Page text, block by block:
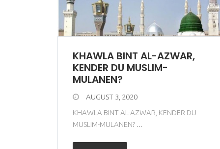
KHAWLA BINT AL-AZWAR,
KENDER DU MUSLIM-
MULANEN?
AUGUST 3, 2020
KHAWLA BINT AL-AZWAR, KENDER DU
MUSLIM-MULANEN? ...